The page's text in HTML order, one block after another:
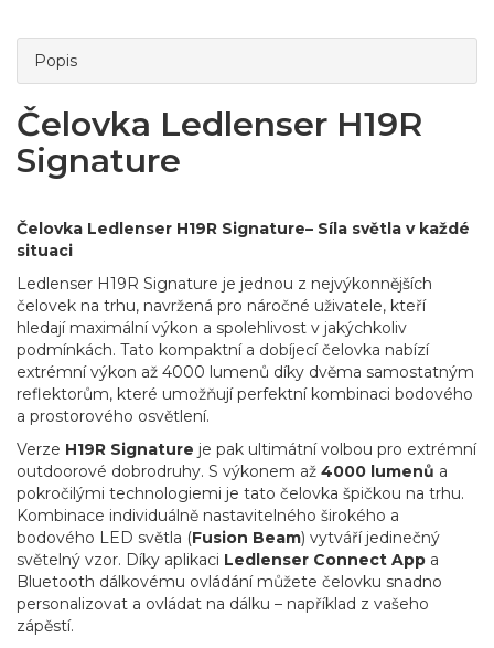
Popis
Čelovka Ledlenser H19R
Signature
Čelovka Ledlenser H19R Signature– Síla světla v každé
situaci
Ledlenser H19R Signature je jednou z nejvýkonnějších
čelovek na trhu, navržená pro náročné uživatele, kteří
hledají maximální výkon a spolehlivost v jakýchkoliv
podmínkách. Tato kompaktní a dobíjecí čelovka nabízí
extrémní výkon až 4000 lumenů díky dvěma samostatným
reflektorům, které umožňují perfektní kombinaci bodového
a prostorového osvětlení.
Verze H19R Signature je pak ultimátní volbou pro extrémní
outdoorové dobrodruhy. S výkonem až 4000 lumenů a
pokročilými technologiemi je tato čelovka špičkou na trhu.
Kombinace individuálně nastavitelného širokého a
bodového LED světla (Fusion Beam) vytváří jedinečný
světelný vzor. Díky aplikaci Ledlenser Connect App a
Bluetooth dálkovému ovládání můžete čelovku snadno
personalizovat a ovládat na dálku – například z vašeho
zápěstí.